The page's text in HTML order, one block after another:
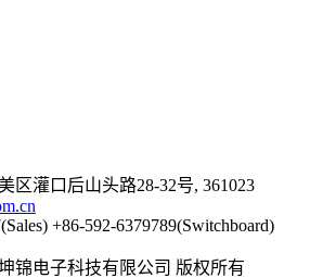
区灌口后山头路28-32号, 361023
+86-592-6379789(Switchboard)
锦电子科技有限公司 版权所有